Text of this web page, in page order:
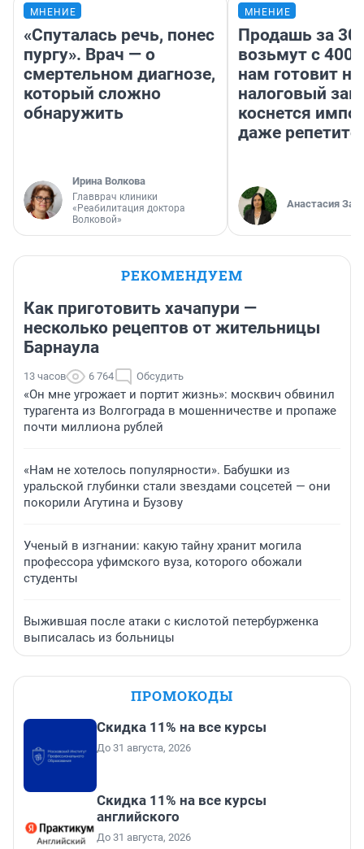
МНЕНИЕ
«Спуталась речь, понес
пургу». Врач — о
смертельном диагнозе,
который сложно
обнаружить
Ирина Волкова
Главврач клиники
«Реабилитация доктора
Волковой»
МНЕНИЕ
Продашь за
возьмут с
нам готовит
налоговый
коснется
даже
Анастасия
РЕКОМЕНДУЕМ
Как приготовить хачапури —
несколько рецептов от жительницы
Барнаула
13 часов 6 764 Обсудить
«Он мне угрожает и портит жизнь»: москвич обвинил
турагента из Волгограда в мошенничестве и пропаже
почти миллиона рублей
«Нам не хотелось популярности». Бабушки из
уральской глубинки стали звездами соцсетей — они
покорили Агутина и Бузову
Ученый в изгнании: какую тайну хранит могила
профессора уфимского вуза, которого обожали
студенты
Выжившая после атаки с кислотой петербурженка
выписалась из больницы
ПРОМОКОДЫ
Скидка 11% на все курсы
До 31 августа, 2026
Скидка 11% на все курсы
английского
До 31 августа, 2026